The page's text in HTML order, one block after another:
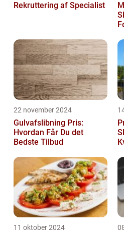
Rekruttering af Specialist
22 november 2024
Gulvafslibning Pris:
Hvordan Får Du det
Bedste Tilbud
11 oktober 2024